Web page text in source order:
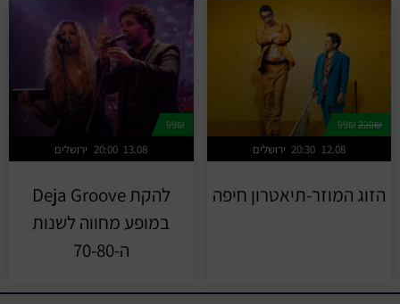
220₪
ירושלים 20:30 12.08
הזוג המוזר-תיאטרון חיפה
99₪
ירושלים 20:00 13.08
להקת Deja Groove
במופע מחווה לשנות
ה-70-80